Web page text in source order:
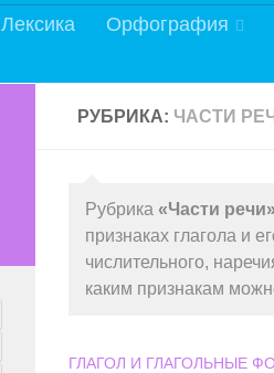
Лексика Орфография
РУБРИКА: ЧАСТИ
Рубрика «Части речи»
признаках глагола и
числительного,
каким признакам
ГЛАГОЛ И ГЛАГОЛЬНЫЕ